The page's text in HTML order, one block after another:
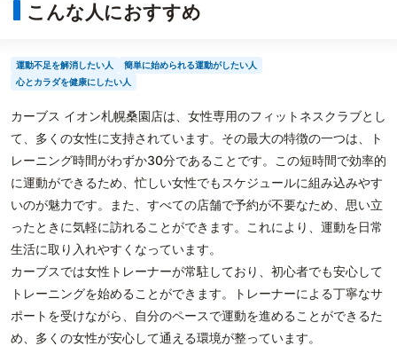
こんな人におすすめ
運動不足を解消したい人
簡単に始められる運動がしたい人
心とカラダを健康にしたい人
カーブス イオン札幌桑園店は、女性専用のフィットネスクラブとし
て、多くの女性に支持されています。その最大の特徴の一つは、ト
レーニング時間がわずか30分であることです。この短時間で効率的
に運動ができるため、忙しい女性でもスケジュールに組み込みやす
いのが魅力です。また、すべての店舗で予約が不要なため、思い立
ったときに気軽に訪れることができます。これにより、運動を日常
生活に取り入れやすくなっています。
カーブスでは女性トレーナーが常駐しており、初心者でも安心して
トレーニングを始めることができます。トレーナーによる丁寧なサ
ポートを受けながら、自分のペースで運動を進めることができるた
め、多くの女性が安心して通える環境が整っています。